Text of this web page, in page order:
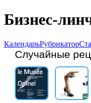
Бизнес-
КалендарьРубрикатор
Случайные